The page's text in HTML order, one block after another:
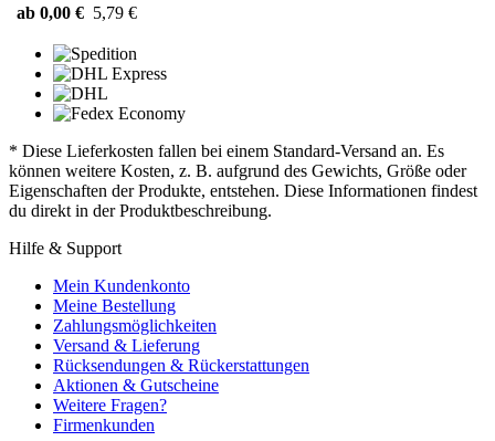
ab 0,00 € 5,79 €
* Diese Lieferkosten fallen bei einem Standard-Versand an. Es
können weitere Kosten, z. B. aufgrund des Gewichts, Größe oder
Eigenschaften der Produkte, entstehen. Diese Informationen findest
du direkt in der Produktbeschreibung.
Hilfe & Support
Mein Kundenkonto
Meine Bestellung
Zahlungsmöglichkeiten
Versand & Lieferung
Rücksendungen & Rückerstattungen
Aktionen & Gutscheine
Weitere Fragen?
Firmenkunden